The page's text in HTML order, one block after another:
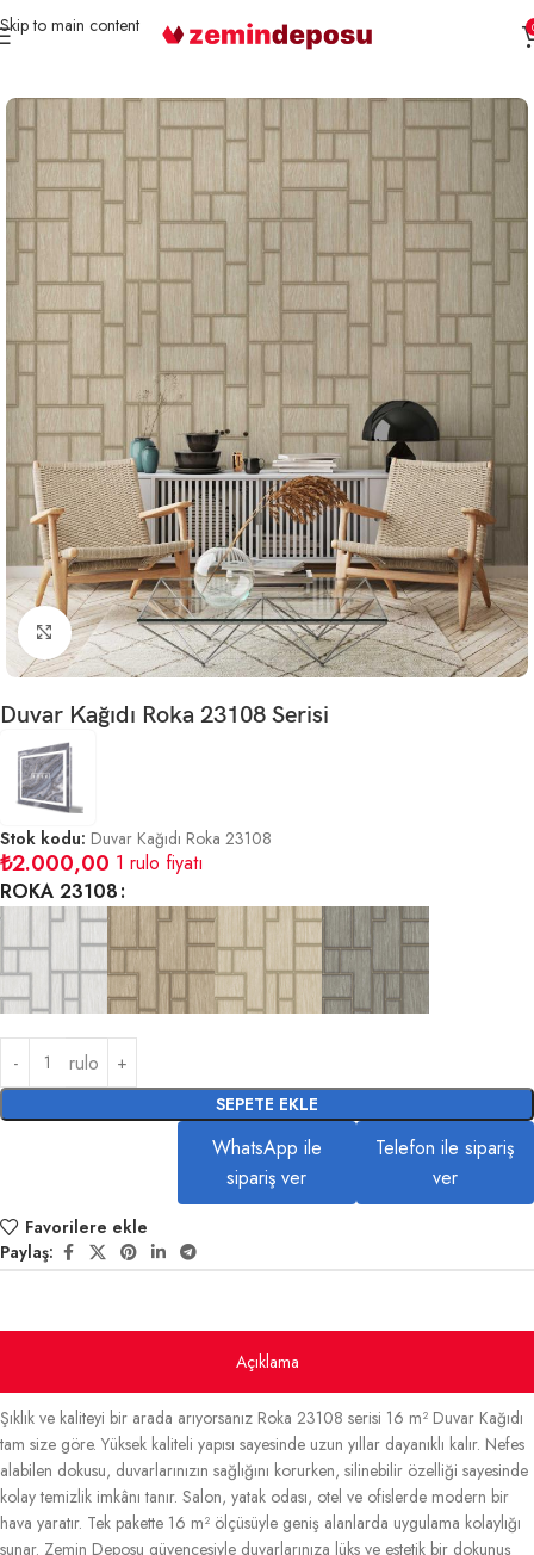
Skip to main content
Büyütmek için tıklayın
Duvar Kağıdı Roka 23108 Serisi
Stok kodu: Duvar Kağıdı Roka 23108
₺2.000,00 1 rulo fiyatı
ROKA 23108
rulo
SEPETE EKLE
WhatsApp ile
sipariş ver
Telefon ile sipariş
ver
Favorilere ekle
Paylaş:
Açıklama
Şıklık ve kaliteyi bir arada arıyorsanız Roka 23108 serisi 16 m² Duvar Kağıdı
tam size göre. Yüksek kaliteli yapısı sayesinde uzun yıllar dayanıklı kalır. Nefes
alabilen dokusu, duvarlarınızın sağlığını korurken, silinebilir özelliği sayesinde
kolay temizlik imkânı tanır. Salon, yatak odası, otel ve ofislerde modern bir
hava yaratır. Tek pakette 16 m² ölçüsüyle geniş alanlarda uygulama kolaylığı
sunar. Zemin Deposu güvencesiyle duvarlarınıza lüks ve estetik bir dokunuş